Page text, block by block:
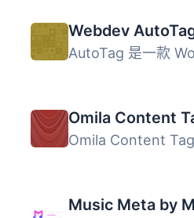
Webdev
Omila Content
Music Meta by